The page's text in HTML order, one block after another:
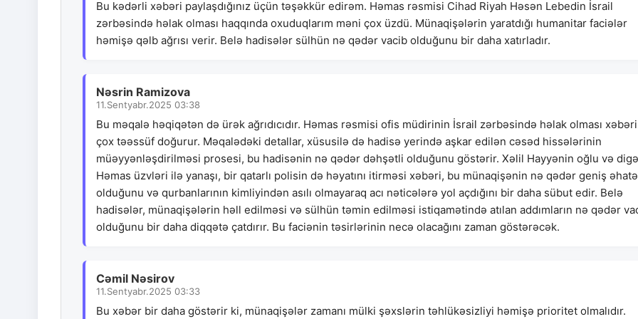
Bu kədərli xəbəri paylaşdığınız üçün təşəkkür edirəm. Həmas rəsmisi Cihad Riyah Həsən Lebedin İsrail
zərbəsində həlak olması haqqında oxuduqlarım məni çox üzdü. Münaqişələrin yaratdığı humanitar faciələr
həmişə qəlb ağrısı verir. Belə hadisələr sülhün nə qədər vacib olduğunu bir daha xatırladır.
Nəsrin Ramizova
11.Sentyabr.2025 03:38
Bu məqalə həqiqətən də ürək ağrıdıcıdır. Həmas rəsmisi ofis müdirinin İsrail zərbəsində həlak olması xəbəri
çox təəssüf doğurur. Məqalədəki detallar, xüsusilə də hadisə yerində aşkar edilən cəsəd hissələrinin
müəyyənləşdirilməsi prosesi, bu hadisənin nə qədər dəhşətli olduğunu göstərir. Xəlil Hayyənin oğlu və
Həmas üzvləri ilə yanaşı, bir qatarlı polisin də həyatını itirməsi xəbəri, bu münaqişənin nə qədər geniş
olduğunu və qurbanlarının kimliyindən asılı olmayaraq acı nəticələrə yol açdığını bir daha sübut edir. Belə
hadisələr, münaqişələrin həll edilməsi və sülhün təmin edilməsi istiqamətində atılan addımların nə qədər
olduğunu bir daha diqqətə çatdırır. Bu faciənin təsirlərinin necə olacağını zaman göstərəcək.
Cəmil Nəsirov
11.Sentyabr.2025 03:33
Bu xəbər bir daha göstərir ki, münaqişələr zamanı mülki şəxslərin təhlükəsizliyi həmişə prioritet olmalıdır.